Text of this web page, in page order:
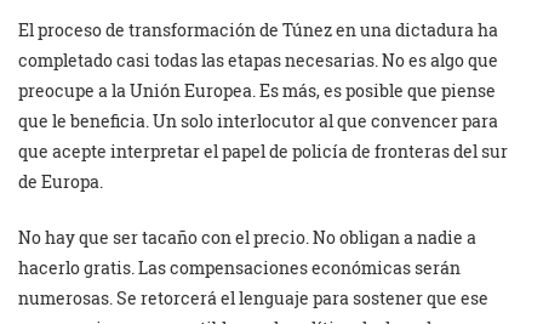
El proceso de transformación de Túnez en una dictadura ha
completado casi todas las etapas necesarias. No es algo que
preocupe a la Unión Europea. Es más, es posible que piense
que le beneficia. Un solo interlocutor al que convencer para
que acepte interpretar el papel de policía de fronteras del sur
de Europa.
No hay que ser tacaño con el precio. No obligan a nadie a
hacerlo gratis. Las compensaciones económicas serán
numerosas. Se retorcerá el lenguaje para sostener que ese